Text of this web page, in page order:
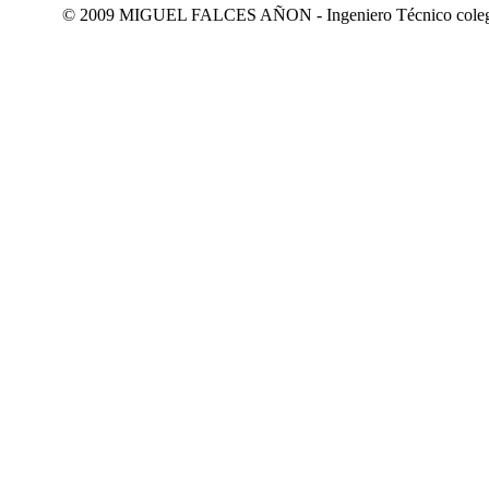
© 2009 MIGUEL FALCES AÑON - Ingeniero Técnico